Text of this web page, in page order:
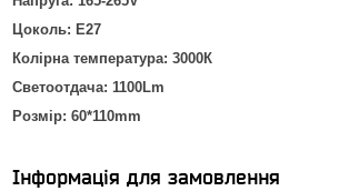
Цоколь: Е27
Колірна температура: 3000К
Светоотдача: 1100Lm
Розмір: 60*110mm
Інформація для замовлення